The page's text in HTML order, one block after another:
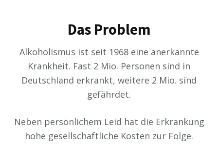
Das Problem
Alkoholismus ist seit 1968 eine anerkannte
Krankheit. Fast 2 Mio. Personen sind in
Deutschland erkrankt, weitere 2 Mio. sind
gefährdet.
Neben persönlichem Leid hat die Erkrankung
hohe gesellschaftliche Kosten zur Folge.